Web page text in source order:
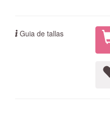
Guia de tallas